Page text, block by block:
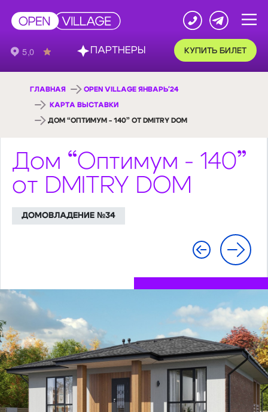
КУПИТЬ БИЛЕТ
ГЛАВНАЯ OPEN VILLAGE ЯНВАРЬ'24
КАРТА ВЫСТАВКИ
ДОМ “ОПТИМУМ - 140” ОТ DMITRY DOM
Дом “Оптимум - 140”
от DMITRY DOM
ДОМОВЛАДЕНИЕ №34